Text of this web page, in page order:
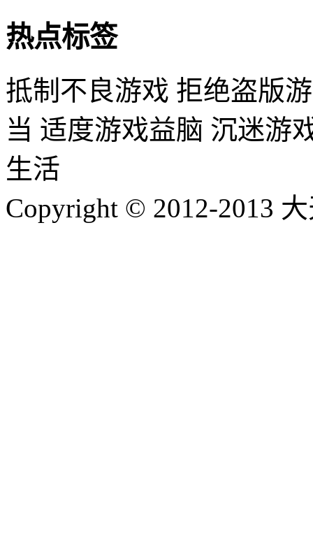
热点标签
抵制不良游戏 拒绝盗版
当 适度游戏益脑 沉迷游
生活
Copyright © 2012-2013